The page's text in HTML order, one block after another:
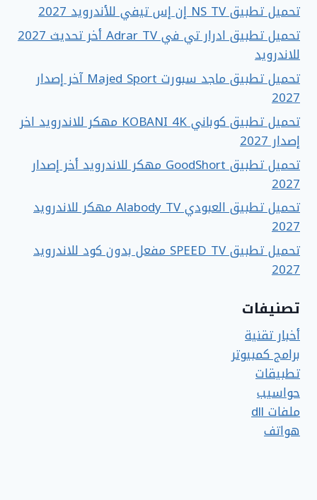
تحميل تطبيق NS TV إن إس تيفي للأندرويد 2027
تحميل تطبيق ادرار تي في Adrar TV أخر تحديث 2027
للاندرويد
تحميل تطبيق ماجد سبورت Majed Sport آخر إصدار
2027
تحميل تطبيق كوباني KOBANI 4K مهكر للاندرويد اخر
إصدار 2027
تحميل تطبيق GoodShort مهكر للاندرويد أخر إصدار
2027
تحميل تطبيق العبودي Alabody TV مهكر للاندرويد
2027
تحميل تطبيق SPEED TV مفعل بدون كود للاندرويد
2027
تصنيفات
أخبار تقنية
برامج كمبيوتر
تطبيقات
حواسيب
ملفات dll
هواتف